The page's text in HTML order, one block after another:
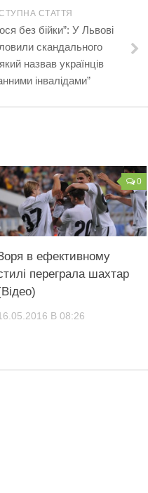
СТАТТЯ
без бійки”: У Львові
скандального
назвав українців
інвалідами”
0
в ефективному
переграла шахтар
В 08:26